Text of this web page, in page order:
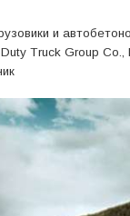
и
Truck Group